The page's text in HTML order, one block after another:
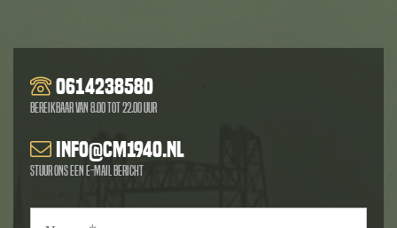
0614238580
Bereikbaar van 8.00 tot 22.00 uur
info@cm1940.nl
Stuur ons een e-mail bericht
Naam *